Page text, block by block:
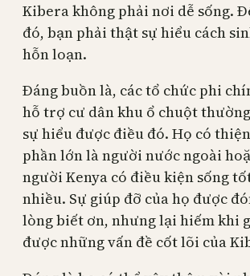
Kibera không phải nơi dễ sống.
đó, bạn phải thật sự hiểu cách
hỗn loạn.
Đáng buồn là, các tổ chức phi
hỗ trợ cư dân khu ổ chuột
sự hiểu được điều đó. Họ có
phần lớn là người nước ngoài
người Kenya có điều kiện sống
nhiều. Sự giúp đỡ của họ được
lòng biết ơn, nhưng lại hiếm khi
được những vấn đề cốt lõi của